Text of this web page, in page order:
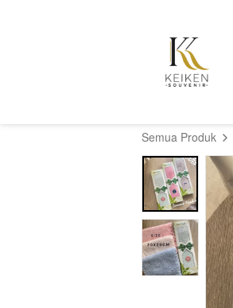
Semua Produk